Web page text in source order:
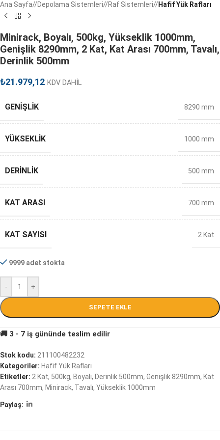
Ana Sayfa/ Depolama Sistemleri/ Raf Sistemleri/ Hafif Yük Rafları
Minirack, Boyalı, 500kg, Yükseklik 1000mm,
Genişlik 8290mm, 2 Kat, Kat Arası 700mm, Tavalı,
Derinlik 500mm
₺21.979,12 KDV DAHİL
GENIŞLIK 8290 mm
YÜKSEKLIK 1000 mm
DERINLIK 500 mm
KAT ARASI 700 mm
KAT SAYISI 2 Kat
9999 adet stokta
- +
SEPETE EKLE
Stok kodu: 211100482232
Kategoriler: Hafif Yük Rafları
Etiketler: 2 Kat, 500kg, Boyalı, Derinlik 500mm, Genişlik 8290mm, Kat
Arası 700mm, Minirack, Tavalı, Yükseklik 1000mm
Paylaş: